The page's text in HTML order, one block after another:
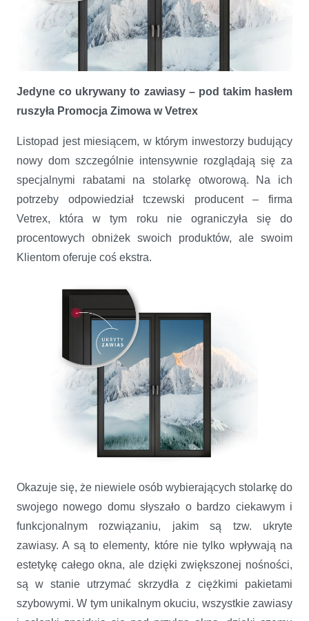
Vetrex rozpoczął PROMOCJĘ ZIMOWĄ
Jedyne co ukrywany to zawiasy – pod takim hasłem
ruszyła Promocja Zimowa w Vetrex
Listopad jest miesiącem, w którym inwestorzy budujący
nowy dom szczególnie intensywnie rozglądają się za
specjalnymi rabatami na stolarkę otworową. Na ich
potrzeby odpowiedział tczewski producent – firma
Vetrex, która w tym roku nie ograniczyła się do
procentowych obniżek swoich produktów, ale swoim
Klientom oferuje coś ekstra.
Okazuje się, że niewiele osób wybierających stolarkę do
swojego nowego domu słyszało o bardzo ciekawym i
funkcjonalnym rozwiązaniu, jakim są tzw. ukryte
zawiasy. A są to elementy, które nie tylko wpływają na
estetykę całego okna, ale dzięki zwiększonej nośności,
są w stanie utrzymać skrzydła z ciężkimi pakietami
szybowymi. W tym unikalnym okuciu, wszystkie zawiasy